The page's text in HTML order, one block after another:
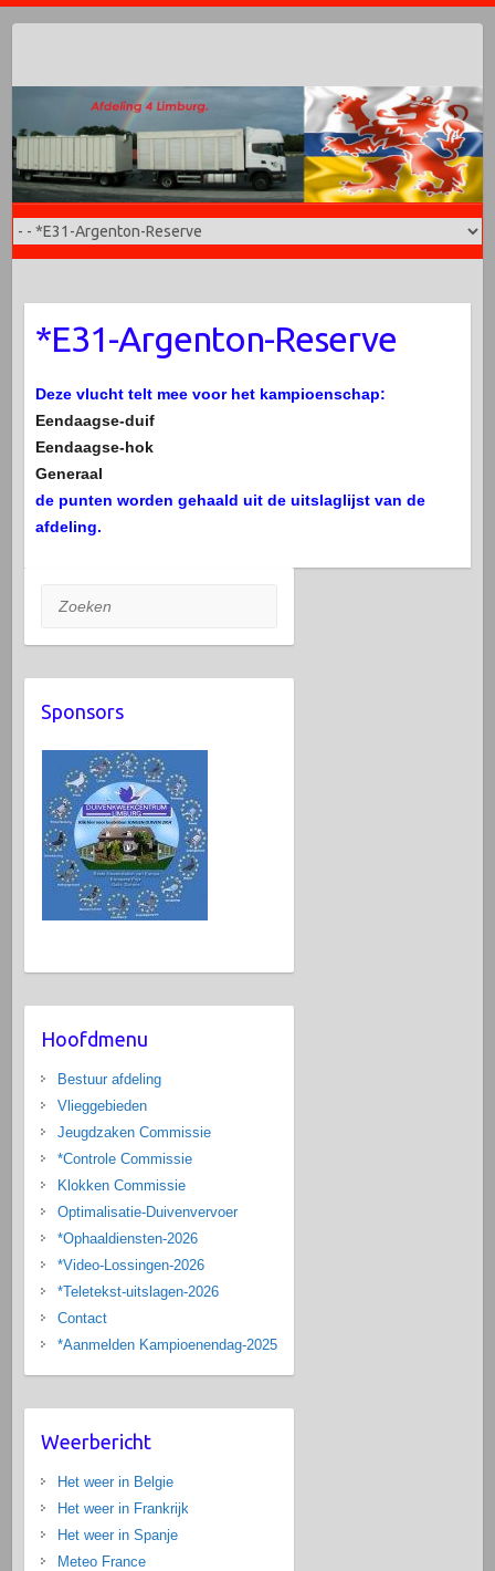
*E31-Argenton-Reserve
Deze vlucht telt mee voor het kampioenschap:
Eendaagse-duif
Eendaagse-hok
Generaal
de punten worden gehaald uit de uitslaglijst van de
afdeling.
Zoeken
Sponsors
Hoofdmenu
Bestuur afdeling
Vlieggebieden
Jeugdzaken Commissie
*Controle Commissie
Klokken Commissie
Optimalisatie-Duivenvervoer
*Ophaaldiensten-2026
*Video-Lossingen-2026
*Teletekst-uitslagen-2026
Contact
*Aanmelden Kampioenendag-2025
Weerbericht
Het weer in Belgie
Het weer in Frankrijk
Het weer in Spanje
Meteo France